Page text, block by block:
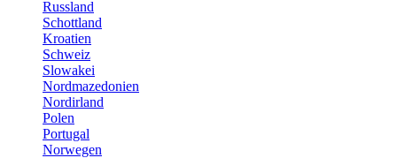
Russland
Schottland
Kroatien
Schweiz
Slowakei
Nordmazedonien
Nordirland
Polen
Portugal
Norwegen